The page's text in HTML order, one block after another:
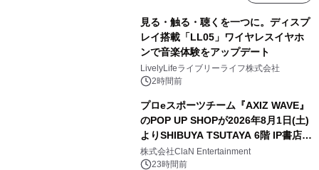
見る・触る・聴くを一つに。ディスプ
レイ搭載「LL05」ワイヤレスイヤホ
ンで音楽体験をアップデート
LivelyLifeライブリーライフ株式会社
2時間前
プロeスポーツチーム『AXIZ WAVE』
のPOP UP SHOPが2026年8月1日(土)
よりSHIBUYA TSUTAYA 6階 IP書店で
開催決定！！
株式会社ClaN Entertainment
23時間前